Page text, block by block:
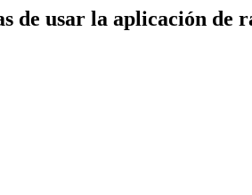
de usar la aplicación de